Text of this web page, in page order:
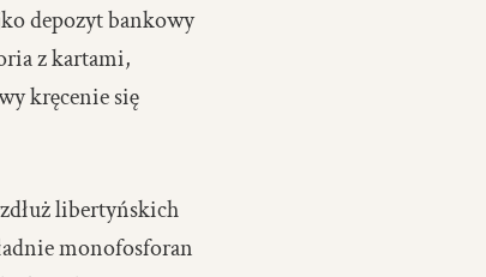
depozyt bankowy
z kartami,
kręcenie się
libertyńskich
monofosforan